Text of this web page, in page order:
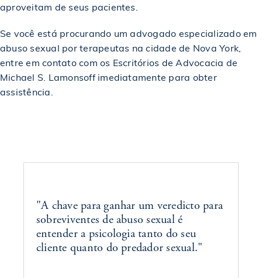
aproveitam de seus pacientes.
Se você está procurando um advogado especializado em
abuso sexual por terapeutas na cidade de Nova York,
entre em contato com os Escritórios de Advocacia de
Michael S. Lamonsoff imediatamente para obter
assistência.
"A chave para ganhar um veredicto para
sobreviventes de abuso sexual é
entender a psicologia tanto do seu
cliente quanto do predador sexual."
$1,250,000
$1,250,000 Premiado em um acidente de carro
$1,400,000 Acordo em caso de acidente de construção